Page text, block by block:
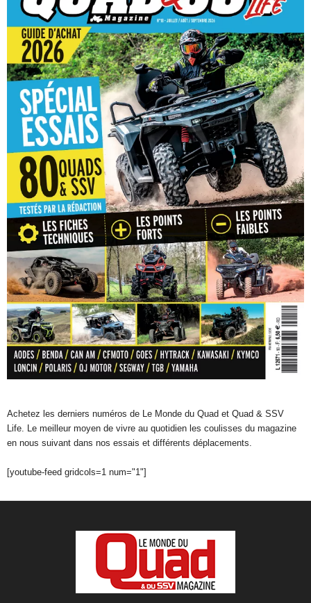
Achetez les derniers numéros de Le Monde du Quad et Quad & SSV
Life. Le meilleur moyen de vivre au quotidien les coulisses du magazine
en nous suivant dans nos essais et différents déplacements.
[youtube-feed gridcols=1 num="1"]